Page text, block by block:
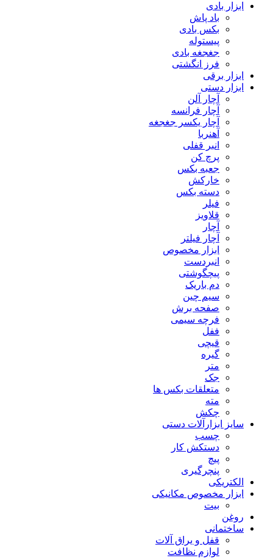
ابزار بادی
باد پاش
بکس بادی
پیستوله
جغجغه بادی
فرز انگشتی
ابزار برقی
ابزار دستی
آچار آلن
آچار فرانسه
آچار یکسر جغجغه
آهنربا
انبر قفلی
پرچ کن
جعبه بکس
خارکش
دسته بکس
فیلر
قلاویز
آچار
آچار فیلتر
ابزار مخصوص
انبردست
پیچگوشتی
دم باریک
سیم چین
صفحه برش
فرچه سیمی
ففل
قیچی
گیره
متر
جک
متعلقات بکس ها
مته
چکش
سایز ابزارآلات دستی
چسب
دستکش کار
پیچ
پنچرگیری
الکتریکی
ابزار مخصوص مکانیکی
بیت
روغن
ساختمانی
قفل و یراق آلات
لوازم نظافت